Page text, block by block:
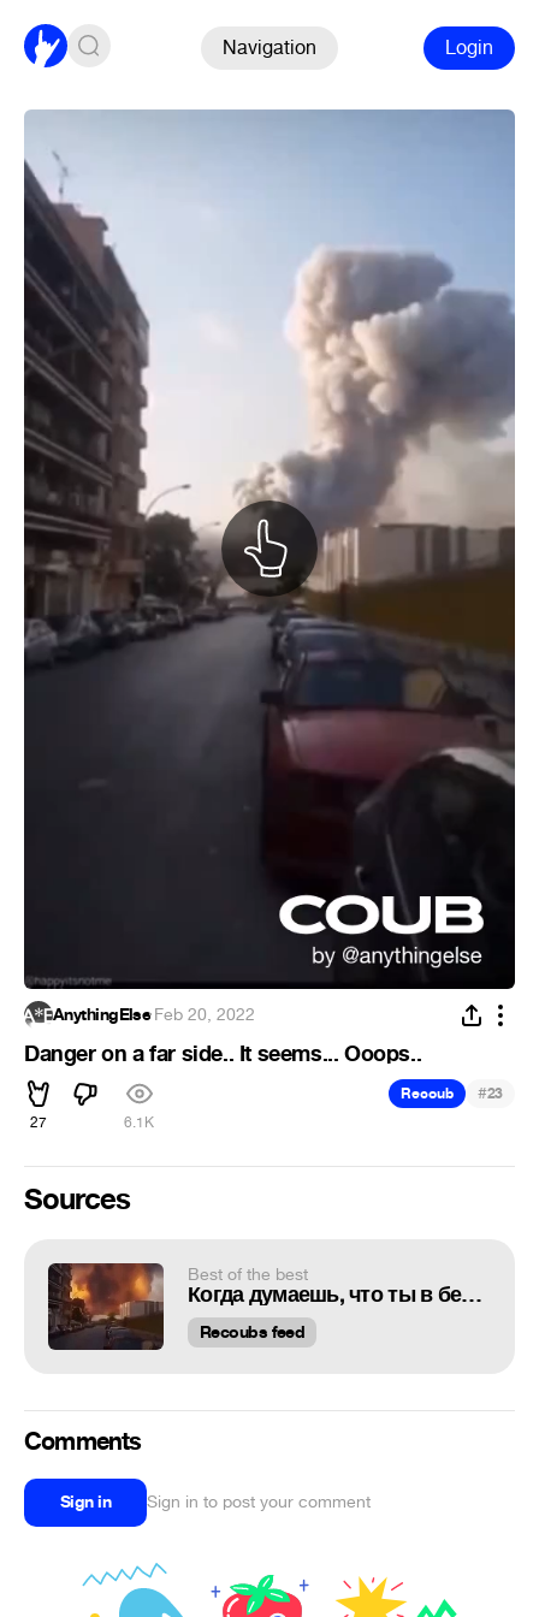
Navigation Login
AnythingElse·Feb 20, 2022
Danger on a far side.. It seems... Ooops..
27 6.1K
Recoub #23
Sources
Best of the best
Когда думаешь, что ты в безопасности
Recoubs feed
Comments
Sign in Sign in to post your comment